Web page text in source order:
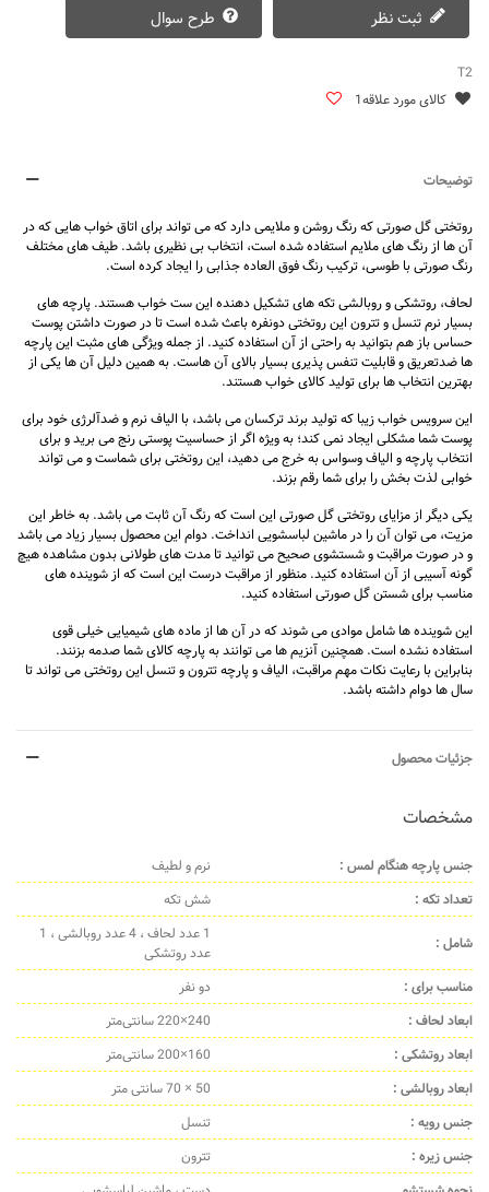
ثبت نظر طرح سوال
T2
کالای مورد علاقه1
توضیحات
روتختیگل صورتی که رنگ روشن و ملایمی دارد که می تواند برای اتاق خواب هایی که در
آن ها از رنگ های ملایم استفاده شده است، انتخاب بی نظیری باشد. طیف های مختلف
رنگ صورتی با طوسی، ترکیب رنگ فوق العاده جذابی را ایجاد کرده است.
لحاف، روتشکی و روبالشی تکه های تشکیل دهنده این ست خواب هستند. پارچه های
بسیار نرم تنسل و تترون اینروتختی دونفرهباعث شده است تا در صورت داشتن پوست
حساس باز هم بتوانید به راحتی از آن استفاده کنید. از جمله ویژگی های مثبت این پارچه
ها ضدتعریق و قابلیت تنفس پذیری بسیار بالای آن هاست. به همین دلیل آن ها یکی از
بهترین انتخاب ها برای تولید کالای خواب هستند.
این سرویس خواب زیبا که تولید برند ترکسان می باشد، با الیاف نرم و ضدآلرژی خود برای
پوست شما مشکلی ایجاد نمی کند؛ به ویژه اگر از حساسیت پوستی رنج می برید و برای
انتخاب پارچه و الیاف وسواس به خرج می دهید، این روتختی برای شماست و می تواند
خوابی لذت بخش را برای شما رقم بزند.
یکی دیگر از مزایای روتختی گل صورتی این است که رنگ آن ثابت می باشد. به خاطر این
مزیت، می توان آن را در ماشین لباسشویی انداخت. دوام این محصول بسیار زیاد می باشد
و در صورت مراقبت و شستشوی صحیح می توانید تا مدت های طولانی بدون مشاهده هیچ
گونه آسیبی از آن استفاده کنید. منظور از مراقبت درست این است که از شوینده های
مناسب برای شستن گل صورتی استفاده کنید.
این شوینده ها شامل موادی می شوند که در آن ها از ماده های شیمیایی خیلی قوی
استفاده نشده است. همچنین آنزیم ها می توانند به پارچه کالای شما صدمه بزنند.
بنابراین با رعایت نکات مهم مراقبت، الیاف و پارچه تترون و تنسل این روتختی می تواند تا
سال ها دوام داشته باشد.
جزئیات محصول
مشخصات
جنس پارچه هنگام لمس :
نرم و لطیف
تعداد تکه :
شش تکه
شامل :
1 عدد لحاف ، 4 عدد روبالشی ، 1
عدد روتشکی
مناسب برای :
دو نفر
ابعاد لحاف :
240×220 سانتی‌متر
ابعاد روتشکی :
160×200 سانتی‌متر
ابعاد روبالشی :
50 × 70 سانتی متر
جنس رویه :
تنسل
جنس زیره :
تترون